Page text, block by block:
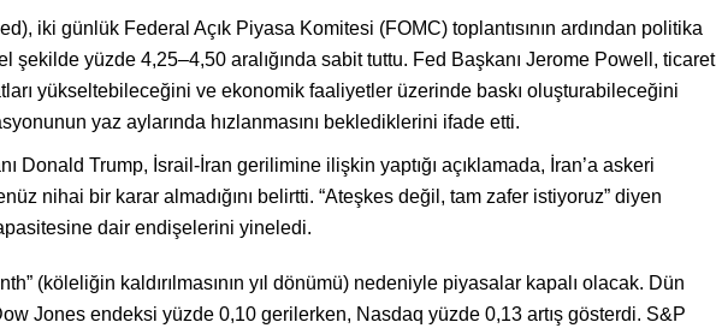
iki günlük Federal Açık Piyasa Komitesi (FOMC) toplantısının ardından politika
şekilde yüzde 4,25–4,50 aralığında sabit tuttu. Fed Başkanı Jerome Powell, ticaret
yükseltebileceğini ve ekonomik faaliyetler üzerinde baskı oluşturabileceğini
yaz aylarında hızlanmasını beklediklerini ifade etti.
Donald Trump, İsrail-İran gerilimine ilişkin yaptığı açıklamada, İran’a askeri
nihai bir karar almadığını belirtti. “Ateşkes değil, tam zafer istiyoruz” diyen
dair endişelerini yineledi.
(köleliğin kaldırılmasının yıl dönümü) nedeniyle piyasalar kapalı olacak. Dün
Jones endeksi yüzde 0,10 gerilerken, Nasdaq yüzde 0,13 artış gösterdi. S&P